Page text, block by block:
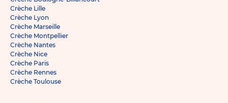
Crèche Lille
Crèche Lyon
Crèche Marseille
Crèche Montpellier
Crèche Nantes
Crèche Nice
Crèche Paris
Crèche Rennes
Crèche Toulouse